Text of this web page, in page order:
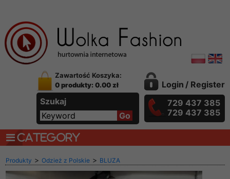
Zawartość Koszyka:
0 produkty: 0.00 zł
Szukaj
Login / Register
729 437 385
729 437 385
CATEGORY
Produkty > Odzież z Polskie > BLUZA